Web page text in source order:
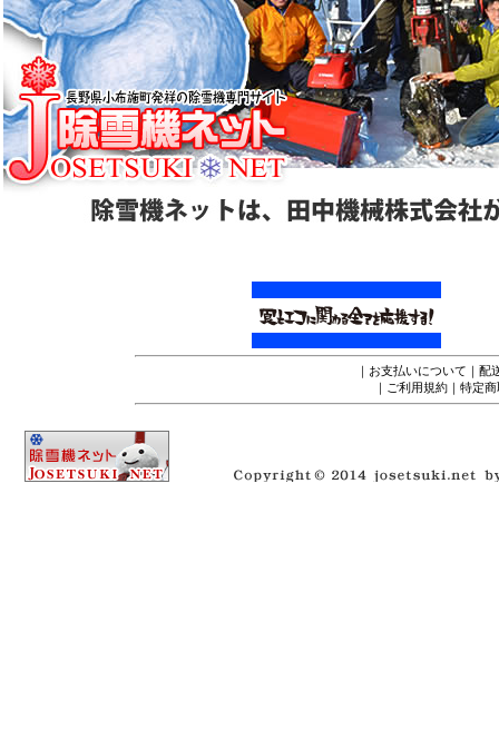
｜ お支払いについて ｜ 配
｜ ご利用規約 ｜ 特定